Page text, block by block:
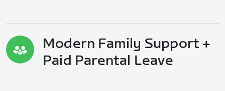
Modern Family Support +
Paid Parental Leave